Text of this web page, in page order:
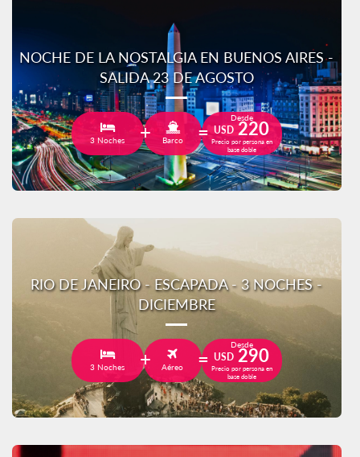
NOCHE DE LA NOSTALGIA EN BUENOS AIRES -
SALIDA 23 DE AGOSTO
3 Noches Barco
Desde
USD 220
Precio por persona en
base doble
RIO DE JANEIRO - ESCAPADA - 3 NOCHES -
DICIEMBRE
3 Noches Aéreo
Desde
USD 290
Precio por persona en
base doble